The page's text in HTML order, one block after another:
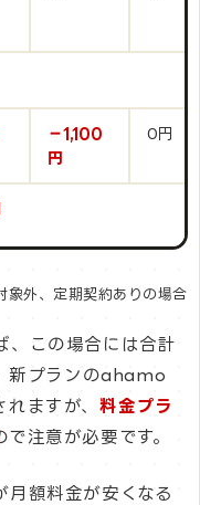
−1,100
円
0円
象外、定期契約ありの場合
、この場合には合計
新プランのahamo
れますが、料金プラ
で注意が必要です。
月額料金が安くなる